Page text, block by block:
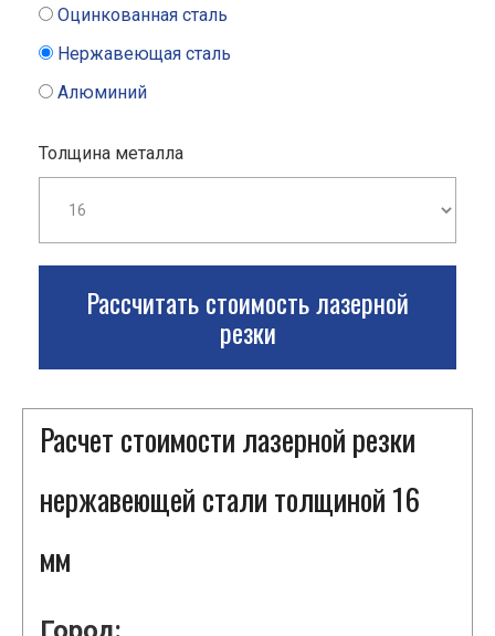
Оцинкованная сталь
Нержавеющая сталь
Алюминий
Толщина металла
Рассчитать стоимость лазерной
резки
Расчет стоимости лазерной резки
нержавеющей стали толщиной 16
мм